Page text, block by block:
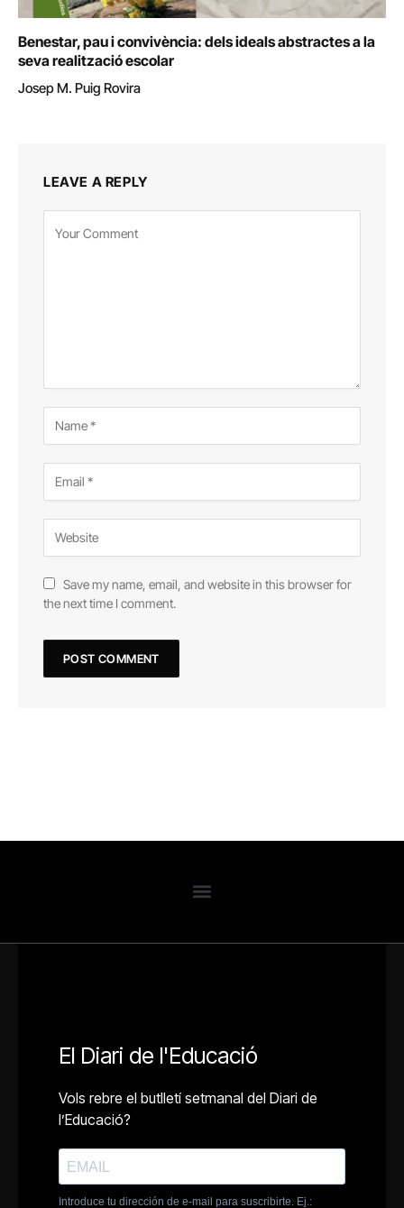
Benestar, pau i convivència: dels ideals abstractes a la
seva realització escolar
Josep M. Puig Rovira
LEAVE A REPLY
Save my name, email, and website in this browser for
the next time I comment.